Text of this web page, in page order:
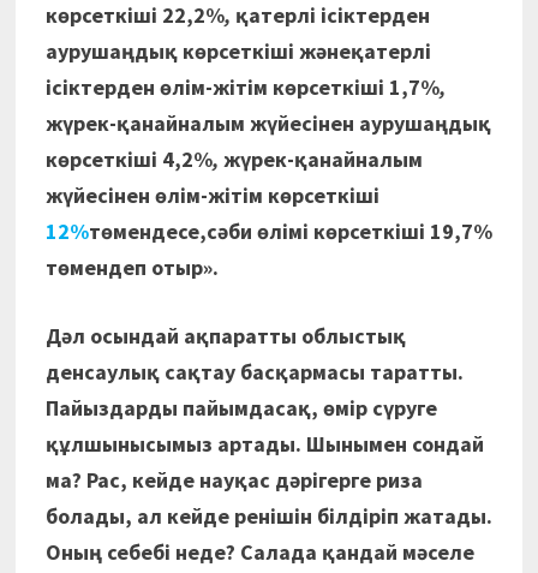
көрсеткіші 22,2%, қатерлі ісіктерден
аурушаңдық көрсеткіші жәнеқатерлі
ісіктерден өлім-жітім көрсеткіші 1,7%,
жүрек-қанайналым жүйесінен аурушаңдық
көрсеткіші 4,2%, жүрек-қанайналым
жүйесінен өлім-жітім көрсеткіші
12%төмендесе,сәби өлімі көрсеткіші 19,7%
төмендеп отыр».
Дәл осындай ақпаратты облыстық
денсаулық сақтау басқармасы таратты.
Пайыздарды пайымдасақ, өмір сүруге
құлшынысымыз артады. Шынымен сондай
ма? Рас, кейде науқас дәрігерге риза
болады, ал кейде ренішін білдіріп жатады.
Оның себебі неде? Салада қандай мәселе